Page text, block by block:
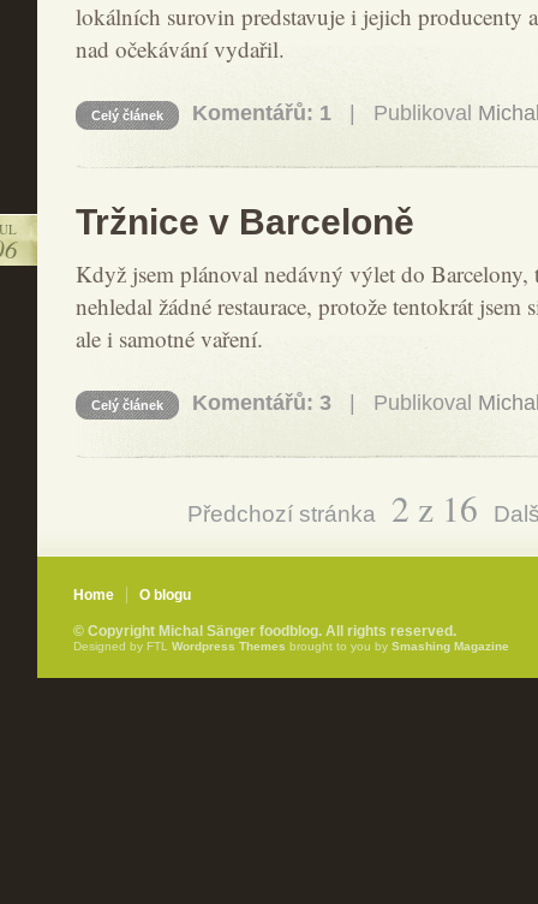
lokálních surovin predstavuje i jejich producenty
nad očekávání vydařil.
Celý článek Komentářů: 1| Publikoval
Tržnice v Barceloně
Když jsem plánoval nedávný výlet do Barcelony,
nehledal žádné restaurace, protože tentokrát
ale i samotné vaření.
Celý článek Komentářů: 3| Publikoval
Předchozí stránka 2 z 16
Home O blogu
© Copyright Michal Sänger foodblog. All rights reserved.
Designed by FTL Wordpress Themes brought to you by Smashing Magazine